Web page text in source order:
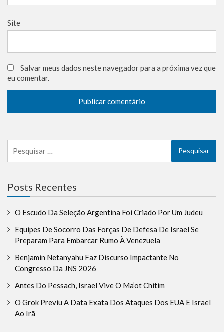
Site
Salvar meus dados neste navegador para a próxima vez que
eu comentar.
por:
Posts Recentes
O Escudo Da Seleção Argentina Foi Criado Por Um Judeu
Equipes De Socorro Das Forças De Defesa De Israel Se
Preparam Para Embarcar Rumo À Venezuela
Benjamin Netanyahu Faz Discurso Impactante No
Congresso Da JNS 2026
Antes Do Pessach, Israel Vive O Ma’ot Chitim
O Grok Previu A Data Exata Dos Ataques Dos EUA E Israel
Ao Irã